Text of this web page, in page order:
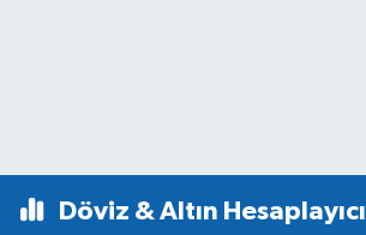
Döviz & Altın Hesaplayıcı